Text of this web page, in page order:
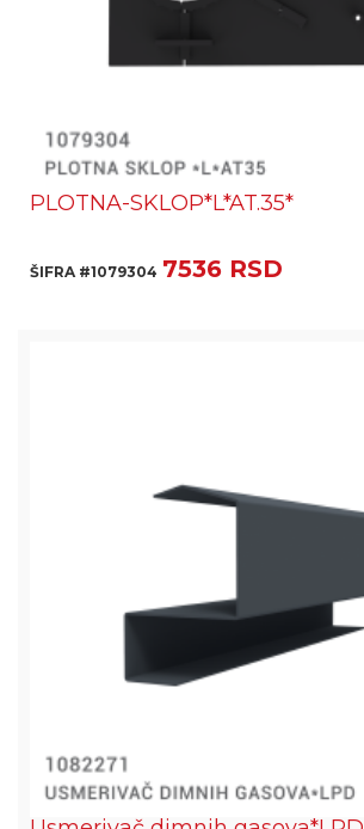
PLOTNA-SKLOP*L*AT.35*
ŠIFRA #1079304 7536 RSD